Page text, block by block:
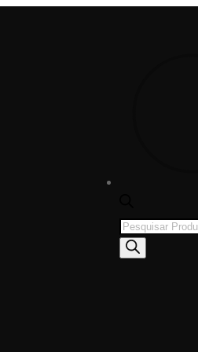
Products
search